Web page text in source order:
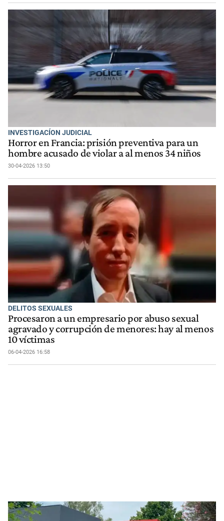
INVESTIGACÍON JUDICIAL
Horror en Francia: prisión preventiva para un
hombre acusado de violar a al menos 34 niños
30-04-2026 13:50
DELITOS SEXUALES
Procesaron a un empresario por abuso sexual
agravado y corrupción de menores: hay al menos
10 víctimas
06-04-2026 16:58